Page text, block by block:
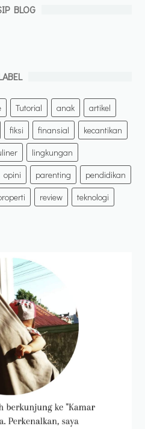
BLOG
Tutorial anak
artikel
fiksi finansial
kecantikan
lingkungan
opini parenting
pendidikan
review
teknologi